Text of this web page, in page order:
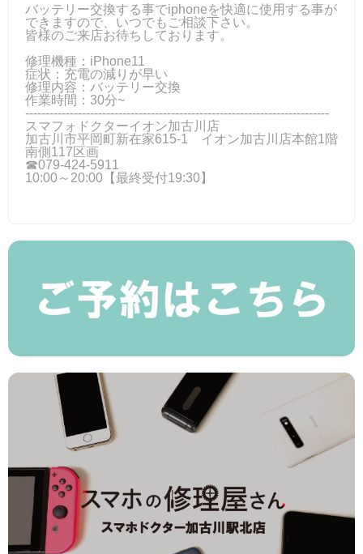
バッテリー交換する事でiphoneを快適に使用する事が
できますので、いつでもご相談下さい。
皆様のご来店お待ちしております。
修理機種：iPhone11
症状：充電の減りが早い
修理内容：バッテリー交換
作業時間：30分~
---------------------------------------------------------------------------
スマフォドクターイオン加古川店
加古川市平岡町新在家615-1 イオン加古川店本館1階
南側117区画
☎079-424‐5911
10:00～20:00【最終受付19:30】